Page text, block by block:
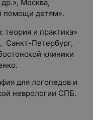
Москва,
помощи детям».
теория и практика»
Санкт-Петербург,
клиники
для логопедов и
неврологии СПБ.